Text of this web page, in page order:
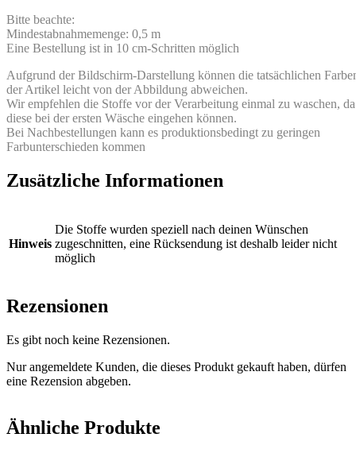
Bitte beachte:
Mindestabnahmemenge: 0,5 m
Eine Bestellung ist in 10 cm-Schritten möglich
Aufgrund der Bildschirm-Darstellung können die tatsächlichen
der Artikel leicht von der Abbildung abweichen.
Wir empfehlen die Stoffe vor der Verarbeitung einmal zu waschen, da
diese bei der ersten Wäsche eingehen können.
Bei Nachbestellungen kann es produktionsbedingt zu geringen
Farbunterschieden kommen
Zusätzliche Informationen
Hinweis
Die Stoffe wurden speziell nach deinen Wünschen
zugeschnitten, eine Rücksendung ist deshalb leider nicht
möglich
Rezensionen
Es gibt noch keine Rezensionen.
Nur angemeldete Kunden, die dieses Produkt gekauft haben, dürfen
eine Rezension abgeben.
Ähnliche Produkte